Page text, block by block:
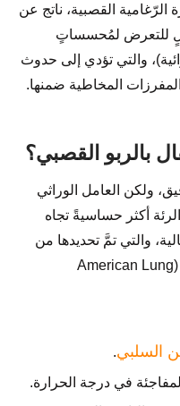
القصبية، ناتج عن
للتعرض لمُحسساتٍ
والتي تؤدي إلى حدوث
المخاطية ضمنها.
بالربو القصبي؟
ولكن العامل الوراثي
أكثر حساسيةً تجاه
والتي تمَّ تحديدها من
قبل الجمعية الأمريكية لأمراض الرئة (American Lung
السلبي.